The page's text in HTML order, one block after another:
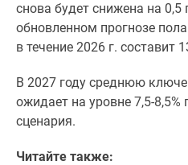
класса
Новостройки
класса
Дома
Коттеджные
снова будет снижена на
обновленном прогнозе
в течение 2026 г. составит
В 2027 году среднюю
ожидает на уровне 7,5-8,5%
сценария.
Читайте также: